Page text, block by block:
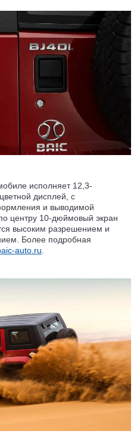
исполняет 12,3-
дисплей, с
и выводимой
центру 10-дюймовый экран
высоким разрешением и
Более подробная
auto.ru